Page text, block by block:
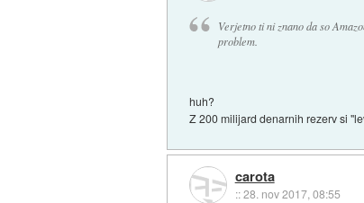
Verjetno ti ni znano da so
problem.
huh?
Z 200 milijard denarnih rezerv si
carota
::28. nov 2017, 08:55